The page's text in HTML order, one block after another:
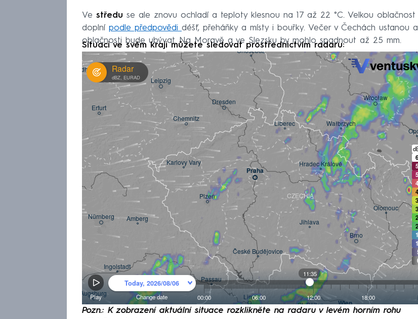
Ve středu se ale znovu ochladí a teploty klesnou na 17 až 22 °C. Velkou oblačnost
doplní podle předpovědi déšť, přeháňky a místy i bouřky. Večer v Čechách ustanou a
oblačnosti bude ubývat. Na Moravě a ve Slezsku by mohlo spadnout až 25 mm.
Situaci ve svém kraji můžete sledovat prostřednictvím radaru:
Pozn.: K zobrazení aktuální situace rozklikněte na radaru v levém horním rohu